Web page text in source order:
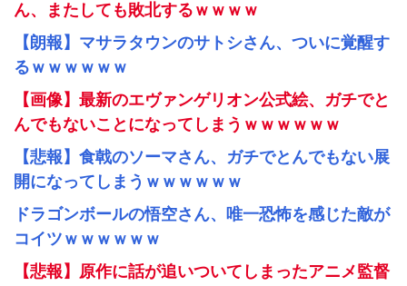
ん、またしても敗北するｗｗｗｗ
【朗報】マサラタウンのサトシさん、ついに覚醒す
るｗｗｗｗｗｗ
【画像】最新のエヴァンゲリオン公式絵、ガチでと
んでもないことになってしまうｗｗｗｗｗｗ
【悲報】食戟のソーマさん、ガチでとんでもない展
開になってしまうｗｗｗｗｗｗ
ドラゴンボールの悟空さん、唯一恐怖を感じた敵が
コイツｗｗｗｗｗｗ
【悲報】原作に話が追いついてしまったアニメ監督